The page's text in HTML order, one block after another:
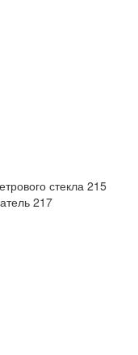
стекла 215
217